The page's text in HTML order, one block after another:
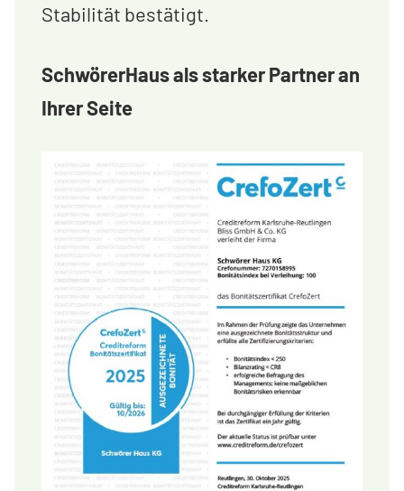
Stabilität bestätigt.
SchwörerHaus als starker Partner an
Ihrer Seite